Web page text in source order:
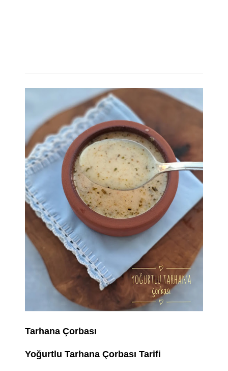
Tarhana Çorbası
Yoğurtlu Tarhana Çorbası Tarifi